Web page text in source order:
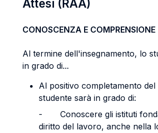
Attesi (RAA)
CONOSCENZA E COMPRENSIONE
Al termine dell'insegnamento, lo
in grado di...
Al positivo completamento
studente sarà in grado di:
- Conoscere gli istituti
diritto del lavoro, anche nella